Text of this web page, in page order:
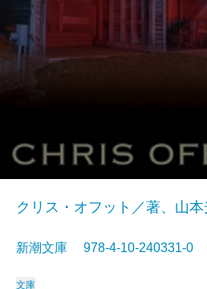
クリス・オフット／著、山本
新潮文庫 978-4-10-240331-
文庫